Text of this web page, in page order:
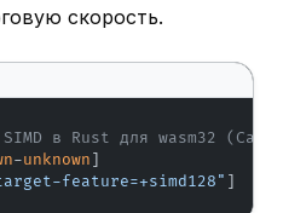
скорость.
в Rust для wasm32
-unknown]
feature=+simd128" ]